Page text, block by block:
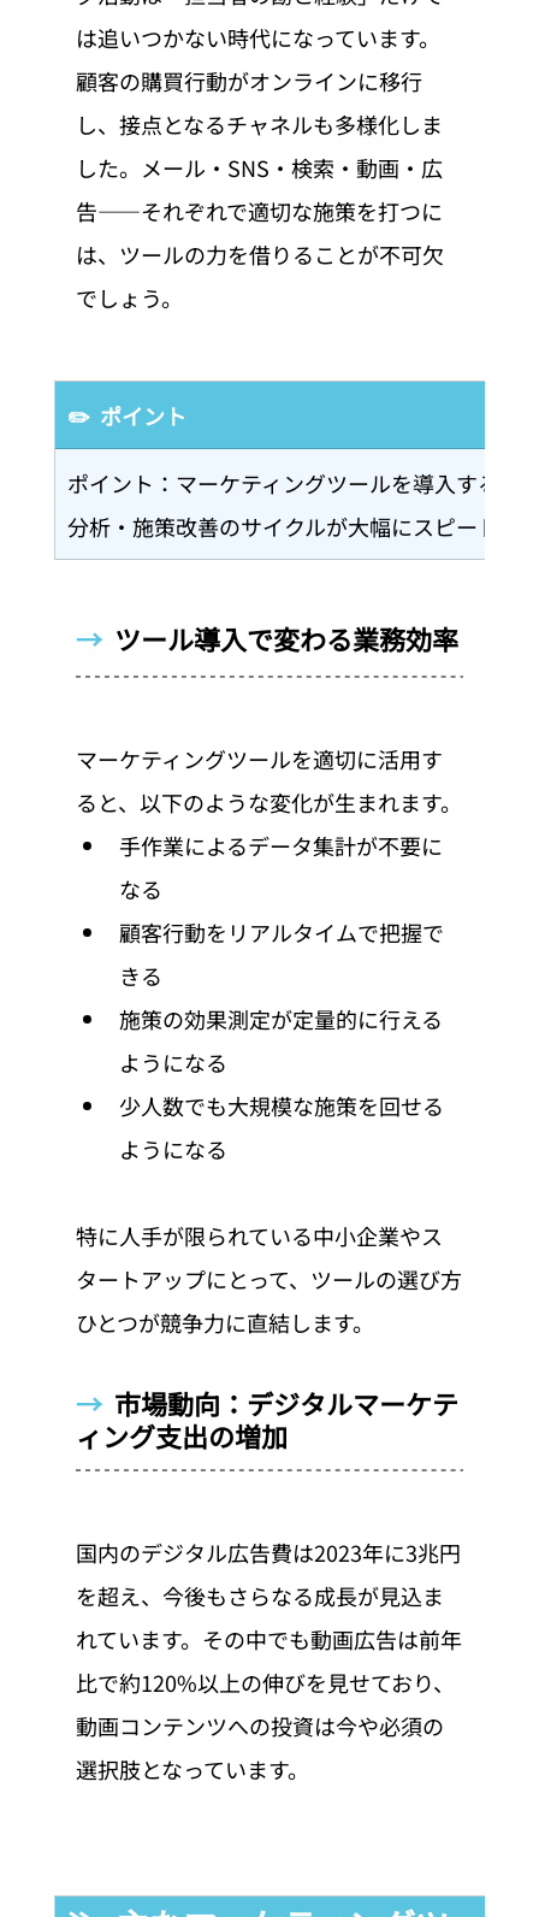
は追いつかない時代になっています。
顧客の購買行動がオンラインに移行
し、接点となるチャネルも多様化しま
した。メール・SNS・検索・動画・広
告——それぞれで適切な施策を打つに
は、ツールの力を借りることが不可欠
でしょう。
✏️  ポイント
ポイント：マーケティングツールを導入するこ
分析・施策改善のサイクルが大幅にスピードア
→ ツール導入で変わる業務効率
マーケティングツールを適切に活用す
ると、以下のような変化が生まれます。
手作業によるデータ集計が不要に
なる
顧客行動をリアルタイムで把握で
きる
施策の効果測定が定量的に行える
ようになる
少人数でも大規模な施策を回せる
ようになる
特に人手が限られている中小企業やス
タートアップにとって、ツールの選び方
ひとつが競争力に直結します。
→ 市場動向：デジタルマーケテ
ィング支出の増加
国内のデジタル広告費は2023年に3兆円
を超え、今後もさらなる成長が見込ま
れています。その中でも動画広告は前年
比で約120%以上の伸びを見せており、
動画コンテンツへの投資は今や必須の
選択肢となっています。